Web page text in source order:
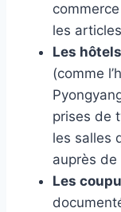
les
Les
(comme
prises de
les salles
auprès
Les